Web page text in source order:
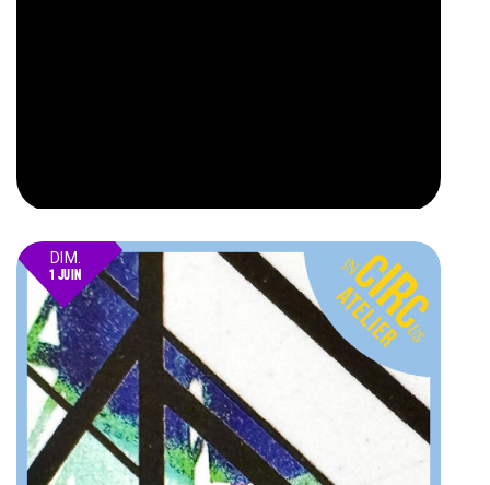
DIM.
1 JUIN
25